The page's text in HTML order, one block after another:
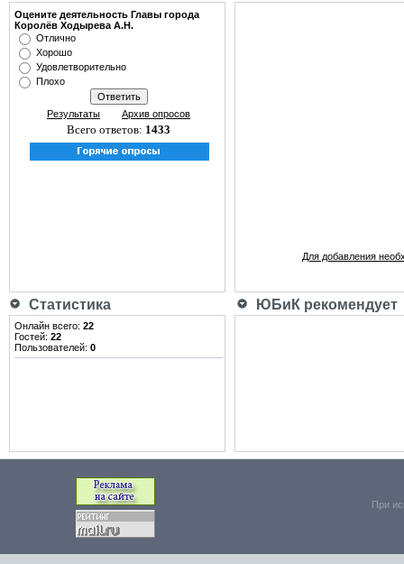
Оцените деятельность Главы города
Королёв Ходырева А.Н.
Отлично
Хорошо
Удовлетворительно
Плохо
Результаты Архив опросов
Всего ответов: 1433
Для добавления
Статистика ЮБиК рекомендует
Онлайн всего: 22
Гостей: 22
Пользователей: 0
При